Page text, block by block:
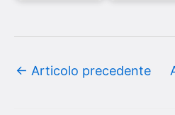
← Articolo precedente